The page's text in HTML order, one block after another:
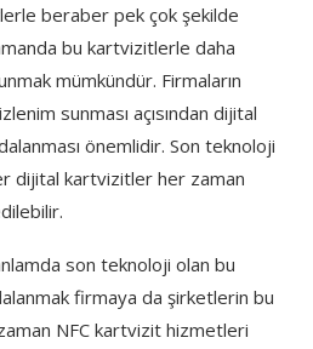
beraber pek çok şekilde
bu kartvizitlerle daha
mümkündür. Firmaların
sunması açısından dijital
önemlidir. Son teknoloji
dijital kartvizitler her zaman
son teknoloji olan bu
firmaya da şirketlerin bu
NFC kartvizit hizmetleri